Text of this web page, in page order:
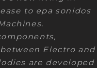
to epa sonidos
Electro and
are developed